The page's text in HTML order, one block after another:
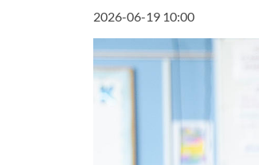
2026-06-19 10:00